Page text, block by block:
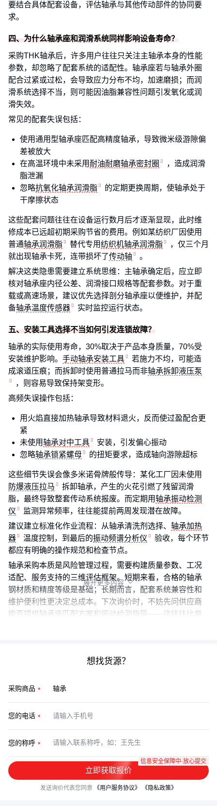
要结合具体配套设备，评估轴承与其他传动部件的协同要
求。
四、为什么轴承座和润滑系统同样影响设备寿命？
采购THK轴承后，许多用户往往只关注主轴承本身的性能
参数，却忽略了配套系统的适配性。轴承座若与轴承外圈
配合过紧或过松，会导致应力分布不均，加速磨损；而润
滑系统选择不当，则可能因油脂兼容性问题引发氧化或润
滑失效。
常见的配套失误包括：
使用通用型轴承座匹配高精度轴承，导致微米级游隙偏
差被放大
在高温环境中未采用 耐油耐磨轴承密封圈
，造成润滑
脂泄漏
忽略抗氧化轴承润滑脂
的定期更换周期，使轴承处于
干摩擦状态
这些配套问题往往在设备运行数月后才逐渐显现，此时维
修成本已远超初期采购节省的费用。例如某纺织厂因使用
普通轴承润滑脂 替代专用纺织机轴承润滑脂
，仅三个月
就出现轴承卡死，连带损坏了传动轴
。
解决这类隐患需要建立系统思维：主轴承确定后，应立即
核对轴承座内径公差、润滑接口规格等配套参数。对于重
载或高速场景，建议优先选择剖分轴承座以便维护，并配
备轴承温度传感器 实时监控运行状态。
五、安装工具选择不当如何引发连锁故障？
轴承的实际使用寿命，30%取决于产品本身质量，70%受
安装维护影响。 手动轴承安装工具
若施力不均，可能造
成滚道压痕；而拆卸时使用普通拉马而非轴承拆卸液压泵
，则容易导致保持架变形。
高频失误操作包括：
用火焰直接加热轴承导致材料退火，反而使过盈配合更
紧
未使用轴承对中工具
安装，引发偏心振动
忽略轴承锁紧螺母 的扭矩要求，造成轴向游隙超标
这些细节失误会像多米诺骨牌般传导：某化工厂因未使用
防爆液压拉马
拆卸轴承，产生的火花引燃了残留润滑
脂，最终导致整套传动系统报废。而定期用轴承振动检测
仪
监测异常频率，往往能提前两周发现潜在故障。
建议建立标准化作业流程：从轴承清洗剂选择、 轴承加热
器
温度控制，到最后的振动频谱分析仪
验收，每个环节
都应有明确的操作规范和检查节点。
轴承采购本质是风险管理过程，需要构建质量参数、工况
适配、服务支持的三维评估框架。短期来看，合格的轴承
钢材质和精度等级是基础；长期而言，配套系统兼容性和
维护便利性更决定总成本。下次询价时，不妨先问供应商
能否提供轴承座匹配方案和振动检测指导——这往往比单
展开更多内容 
想找货源？
采购商品
您的电话
您的称呼
立即获取报价
信息安全保障中·放心提交
发送询价代表您同意 《用户服务协议》 《隐私政策》